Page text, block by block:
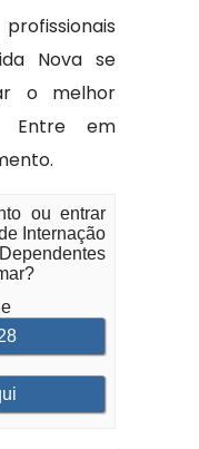
Nova se
o melhor
Entre em
ou entrar
Internação